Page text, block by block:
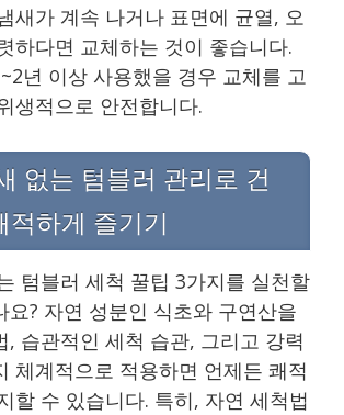
새가 계속 나거나 표면에 균열, 오
하다면 교체하는 것이 좋습니다.
년 이상 사용했을 경우 교체를 고
생적으로 안전합니다.
없는 텀블러 관리로 건
적하게 즐기기
텀블러 세척 꿀팁 3가지를 실천할
요? 자연 성분인 식초와 구연산을
, 습관적인 세척 습관, 그리고 강력
체계적으로 적용하면 언제든 쾌적
할 수 있습니다. 특히, 자연 세척법